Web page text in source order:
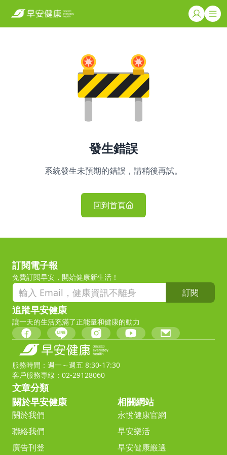
發生錯誤
系統發生未預期的錯誤，請稍後再試。
回到首頁
訂閱電子報
免費訂閱早安，開始健康新生活！
訂閱
追蹤早安健康
讓一天的生活充滿了正能量和健康的動力
服務時間：週一～週五 8:30-17:30
客戶服務專線：02-29128060
文章分類
關於早安健康
關於我們
聯絡我們
廣告刊登
相關網站
永悅健康官網
早安樂活
早安健康嚴選